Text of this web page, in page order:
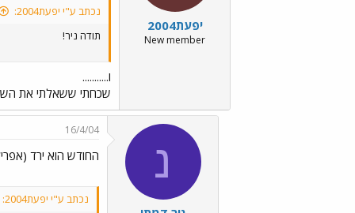
יפעת2004
New member
נכתב ע"י יפעת2004:
תודה ניר!
ו...........
שכחתי ששאלתי את
נ
16/4/04
החודש הוא ירד (אפריל
נכתב ע"י יפעת2004: